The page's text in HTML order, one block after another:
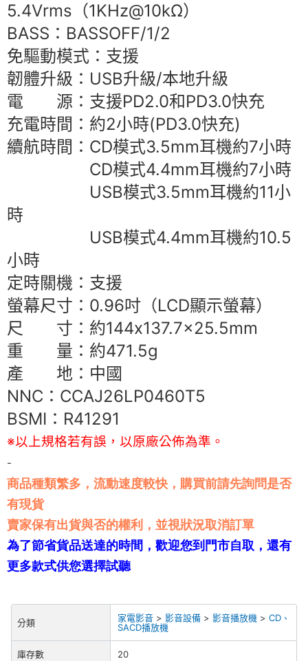
5.4Vrms（1KHz@10kΩ）
BASS：BASSOFF/1/2
免驅動模式：支援
韌體升級：USB升級/本地升級
電 源：支援PD2.0和PD3.0快充
充電時間：約2小時(PD3.0快充)
續航時間：CD模式3.5mm耳機約7小時
CD模式4.4mm耳機約7小時
USB模式3.5mm耳機約11小
時
USB模式4.4mm耳機約10.5
小時
定時關機：支援
螢幕尺寸：0.96吋（LCD顯示螢幕）
尺 寸：約144x137.7x25.5mm
重 量：約471.5g
產 地：中國
NNC：CCAJ26LP0460T5
BSMI：R41291
※以上規格若有誤，以原廠公佈為準。
-
商品種類繁多，流動速度較快，購買前請先詢問是否
有現貨
賣家保有出貨與否的權利，並視狀況取消訂單
為了節省貨品送達的時間，歡迎您到門市自取，還有
更多款式供您選擇試聽
分類 家電影音 > 影音設備 > 影音播放機 > CD、
SACD播放機
庫存數 20